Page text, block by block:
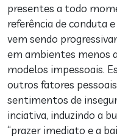
presentes a todo
referência de conduta
vem sendo
em ambientes menos
modelos impessoais.
outros fatores
sentimentos de
inciativa, induzindo a
“prazer imediato e a